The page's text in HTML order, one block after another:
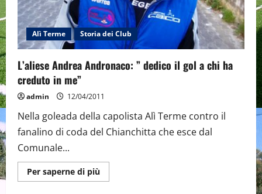
5′
nella
ripresa.
Alì Terme Storia dei Club
L’aliese Andrea Andronaco: ” dedico il gol a chi ha
creduto in me”
admin 12/04/2011
Nella goleada della capolista Alì Terme contro il
fanalino di coda del Chianchitta che esce dal
Comunale...
Per saperne di piùMaggiori
informazioni